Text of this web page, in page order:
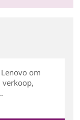
om
verkoop,